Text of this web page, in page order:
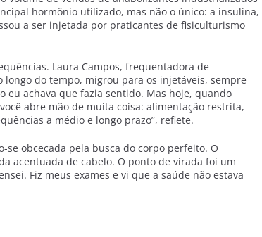
hormônio utilizado, mas não o único: a insulina,
a ser injetada por praticantes de fisiculturismo
Laura Campos, frequentadora de
do tempo, migrou para os injetáveis, sempre
eu achava que fazia sentido. Mas hoje, quando
abre mão de muita coisa: alimentação restrita,
a médio e longo prazo”, reflete.
obcecada pela busca do corpo perfeito. O
acentuada de cabelo. O ponto de virada foi um
Fiz meus exames e vi que a saúde não estava